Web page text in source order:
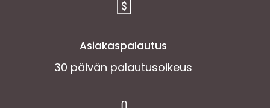
Asiakaspalautus
30 päivän palautusoikeus